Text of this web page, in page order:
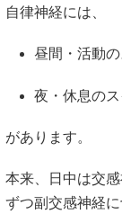
自律神経には、
昼間・活動
夜・休息の
があります。
本来、日中は交
ずつ副交感神経